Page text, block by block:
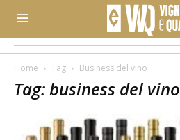
Home Tag Business del vino
Tag: business del vino